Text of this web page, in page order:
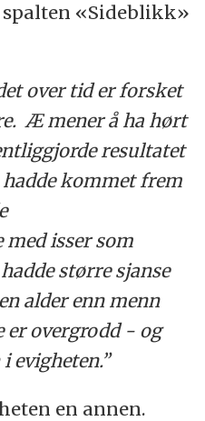
«Sideblikk»
over tid er forsket
Æ mener å ha hørt
resultatet
kommet frem
isser som
større sjanse
alder enn menn
er overgrodd - og
evigheten.”
en annen.